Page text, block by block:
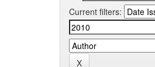
Current filters: